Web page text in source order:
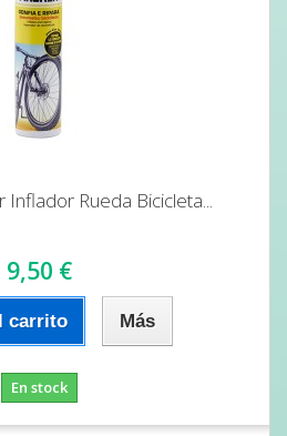
Rueda Bicicleta...
9,50 €
carrito Más
En stock